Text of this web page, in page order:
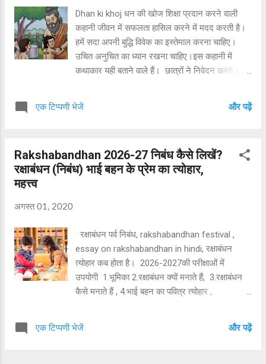
तब भगवान श्री विष्णु पृथ्वी पर नया अवतार लेकर पृथ्वी को
आतंकियों से मुक्ति दिलाते हैं। श्री विष्णु द्वापरयुग में आठवें
अवतार धारण कर श्रीकृष्ण बनकर कंस, जरासंध, वकासुर,
नरकासुर, संभर...
Dhan ki khoj धन की खोज शिक्षा प्रदान करने वाली
कहानी जीवन में सफलता हासिल करने में मदद करती है।
हमें सदा अपनी बुद्धि विवेक का इस्तेमाल करना चाहिए।
उचित अनुचित का ध्यान रखना चाहिए।इस कहानी में
कथाकार यही बताने वाले हैं। छात्रों ने निवेदन करते हुए
दुखदाई है। कृपया इस चिन्ता और उदासी का कारण हमें
अपने मुख मंडल की गंभीरता को और गंभीर बनाते हुए कहा-
-"प्रिय छात्रों ! मेरी कन्या अब विवाह योग्य हो गई है, परन्तु
की उम्मीद भी नहीं दिखाई देती है। " ऐसा कहकर गुरु जी
कुछ और उदास होने का नाटक कर लिए। ...
एक टिप्पणी भेजें और पढ़ें
Rakshabandhan 2026-27 निबंध कैसे लिखें?
रक्षाबंधन (निबंध) भाई बहन के प्रेम का त्योहार,
महत्त्व
अगस्त 01, 2020
रक्षाबंधन पर्व निबंध, rakshabandhan festival ,
essay on rakshabandhan in hindi, रक्षाबंधन
त्योहार कब होता है। 2026-2027की परीक्षाओं में
उपयोगी 1.भूमिका 2.रक्षाबंधन क्यों मनाते हैं, 3.रक्षाबंधन
कैसे मनाते हैं , 4.भाई बहन का पवित्र त्योहार ,
rakshabandhan kyon manate hai,
rakshabandhan kaise manate hai, bhai bahan
एक टिप्पणी भेजें और पढ़ें